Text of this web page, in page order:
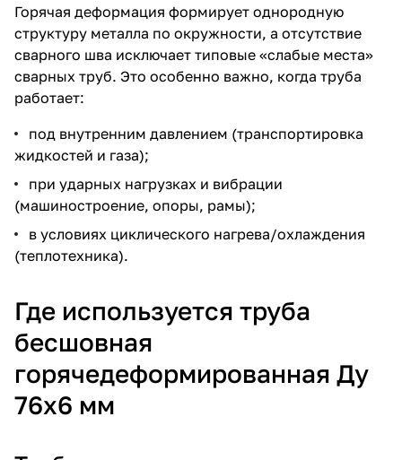
Горячая деформация формирует однородную
структуру металла по окружности, а отсутствие
сварного шва исключает типовые «слабые места»
сварных труб. Это особенно важно, когда труба
работает:
под внутренним давлением (транспортировка
жидкостей и газа);
при ударных нагрузках и вибрации
(машиностроение, опоры, рамы);
в условиях циклического нагрева/охлаждения
(теплотехника).
Где используется труба
бесшовная
горячедеформированная Ду
76х6 мм